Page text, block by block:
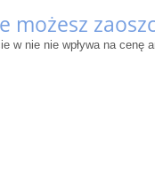
możesz
w nie nie wpływa na